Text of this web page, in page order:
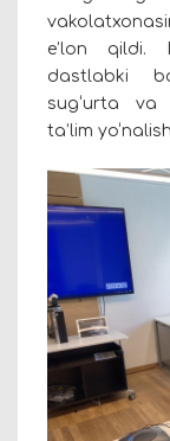
e’lon qildi.
dastlabki
sug‘urta va
ta’lim